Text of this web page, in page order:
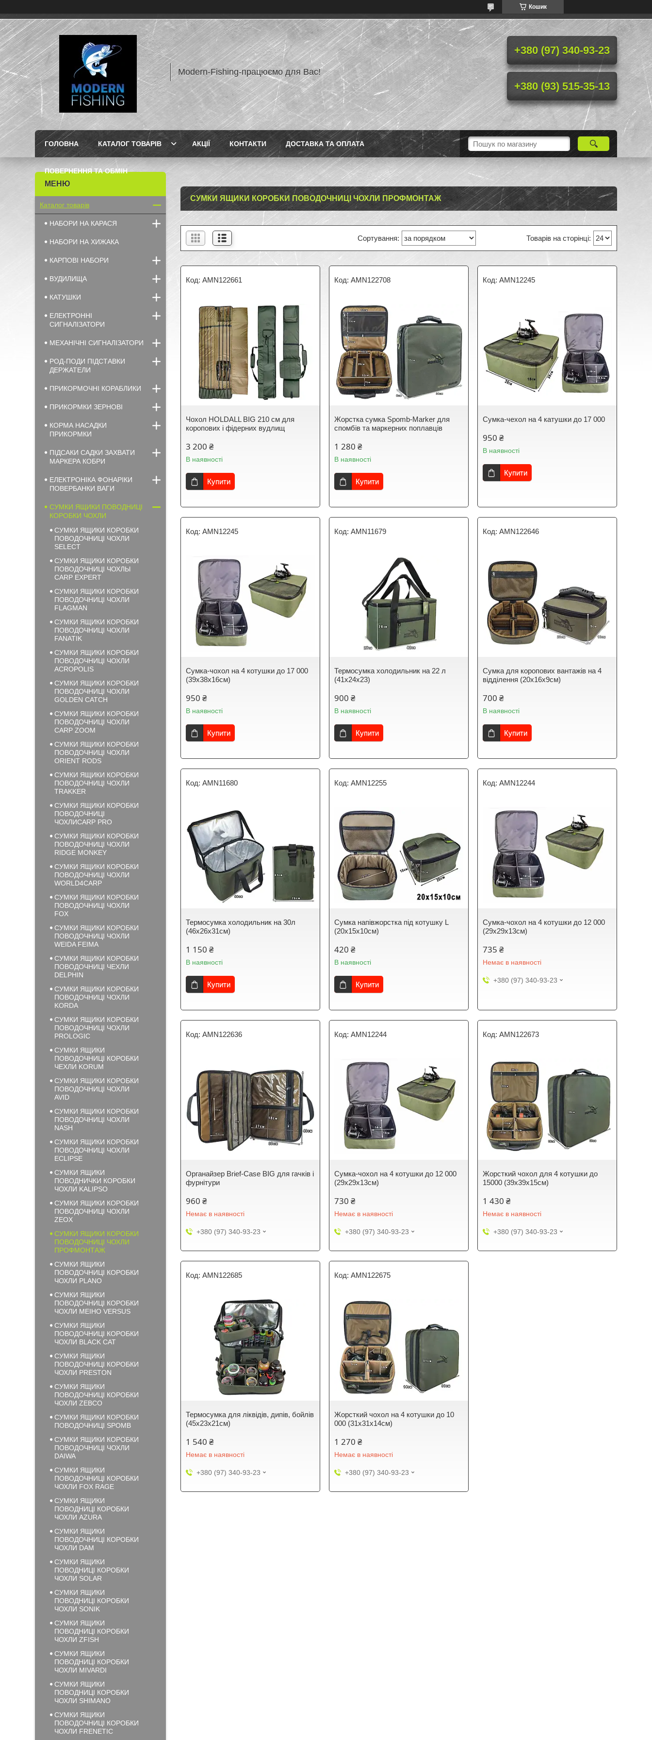
Кошик
Modern-Fishing-працюємо для Вас!
+380 (97) 340-93-23
+380 (93) 515-35-13
ГОЛОВНА КАТАЛОГ ТОВАРІВ АКЦІЇ КОНТАКТИ ДОСТАВКА ТА ОПЛАТА
ПОВЕРНЕННЯ ТА ОБМІН
СУМКИ ЯЩИКИ КОРОБКИ ПОВОДОЧНИЦІ ЧОХЛИ ПРОФМОНТАЖ
AMN122661
Чохол HOLDALL BIG 210 см для
коропових і фідерних вудлищ
3 200 ₴
В наявності
Купити
AMN122708
Жорстка сумка Spomb-Marker для
спомбів та маркерних поплавців
1 280 ₴
В наявності
Купити
AMN12245
Сумка-чехол на 4 катушки до 17 000
950 ₴
В наявності
Купити
AMN12245
Сумка-чохол на 4 котушки до 17 000
(39х38х16см)
950 ₴
В наявності
Купити
AMN11679
Термосумка холодильник на 22 л
(41х24х23)
900 ₴
В наявності
Купити
AMN122646
Сумка для коропових вантажів на 4
відділення (20х16х9см)
700 ₴
В наявності
Купити
AMN11680
Термосумка холодильник на 30л
(46х26х31см)
1 150 ₴
В наявності
Купити
AMN12255
Сумка напівжорстка під котушку L
(20x15x10см)
420 ₴
В наявності
Купити
AMN12244
Сумка-чохол на 4 котушки до 12 000
(29х29х13см)
735 ₴
Немає в наявності
+380 (97) 340-93-23
AMN122636
Органайзер Brief-Case BIG для гачків і
фурнітури
960 ₴
Немає в наявності
+380 (97) 340-93-23
AMN12244
Сумка-чохол на 4 котушки до 12 000
(29х29х13см)
730 ₴
Немає в наявності
+380 (97) 340-93-23
AMN122673
Жорсткий чохол для 4 котушки до
15000 (39х39х15см)
1 430 ₴
Немає в наявності
+380 (97) 340-93-23
AMN122685
Термосумка для ліквідів, дипів, бойлів
(45х23х21см)
1 540 ₴
Немає в наявності
+380 (97) 340-93-23
AMN122675
Жорсткий чохол на 4 котушки до 10
000 (31х31х14см)
1 270 ₴
Немає в наявності
+380 (97) 340-93-23
Каталог товарів
НАБОРИ НА КАРАСЯ
НАБОРИ НА ХИЖАКА
КАРПОВІ НАБОРИ
ВУДИЛИЩА
КАТУШКИ
ЕЛЕКТРОННІ
СИГНАЛІЗАТОРИ
МЕХАНІЧНІ СИГНАЛІЗАТОРИ
РОД-ПОДИ ПІДСТАВКИ
ДЕРЖАТЕЛИ
ПРИКОРМОЧНІ КОРАБЛИКИ
ПРИКОРМКИ ЗЕРНОВІ
КОРМА НАСАДКИ
ПРИКОРМКИ
ПІДСАКИ САДКИ ЗАХВАТИ
МАРКЕРА КОБРИ
ЕЛЕКТРОНІКА ФОНАРІКИ
ПОВЕРБАНКИ ВАГИ
СУМКИ ЯЩИКИ ПОВОДНИЦІ
КОРОБКИ ЧОХЛИ
СУМКИ ЯЩИКИ КОРОБКИ
ПОВОДОЧНИЦІ ЧОХЛИ
SELECT
СУМКИ ЯЩИКИ КОРОБКИ
ПОВОДОЧНИЦІ ЧОХЛЫ
CARP EXPERT
СУМКИ ЯЩИКИ КОРОБКИ
ПОВОДОЧНИЦІ ЧОХЛИ
FLAGMAN
СУМКИ ЯЩИКИ КОРОБКИ
ПОВОДОЧНИЦІ ЧОХЛИ
FANATIK
СУМКИ ЯЩИКИ КОРОБКИ
ПОВОДОЧНИЦІ ЧОХЛИ
ACROPOLIS
СУМКИ ЯЩИКИ КОРОБКИ
ПОВОДОЧНИЦІ ЧОХЛИ
GOLDEN CATCH
СУМКИ ЯЩИКИ КОРОБКИ
ПОВОДОЧНИЦІ ЧОХЛИ
CARP ZOOM
СУМКИ ЯЩИКИ КОРОБКИ
ПОВОДОЧНИЦІ ЧОХЛИ
ORIENT RODS
СУМКИ ЯЩИКИ КОРОБКИ
ПОВОДОЧНИЦІ ЧОХЛИ
TRAKKER
СУМКИ ЯЩИКИ КОРОБКИ
ПОВОДОЧНИЦІ
ЧОХЛИCARP PRO
СУМКИ ЯЩИКИ КОРОБКИ
ПОВОДОЧНИЦІ ЧОХЛИ
RIDGE MONKEY
СУМКИ ЯЩИКИ КОРОБКИ
ПОВОДОЧНИЦІ ЧОХЛИ
WORLD4CARP
СУМКИ ЯЩИКИ КОРОБКИ
ПОВОДОЧНИЦІ ЧОХЛИ
FOX
СУМКИ ЯЩИКИ КОРОБКИ
ПОВОДОЧНИЦІ ЧОХЛИ
WEIDA FEIMA
СУМКИ ЯЩИКИ КОРОБКИ
ПОВОДОЧНИЦІ ЧЕХЛИ
DELPHIN
СУМКИ ЯЩИКИ КОРОБКИ
ПОВОДОЧНИЦІ ЧОХЛИ
KORDA
СУМКИ ЯЩИКИ КОРОБКИ
ПОВОДОЧНИЦІ ЧОХЛИ
PROLOGIC
СУМКИ ЯЩИКИ
ПОВОДОЧНИЦІ КОРОБКИ
ЧЕХЛИ KORUM
СУМКИ ЯЩИКИ КОРОБКИ
ПОВОДОЧНИЦІ ЧОХЛИ
AVID
СУМКИ ЯЩИКИ КОРОБКИ
ПОВОДОЧНИЦІ ЧОХЛИ
NASH
СУМКИ ЯЩИКИ КОРОБКИ
ПОВОДОЧНИЦІ ЧОХЛИ
ECLIPSE
СУМКИ ЯЩИКИ
ПОВОДНИЧКИ КОРОБКИ
ЧОХЛИ KALIPSO
СУМКИ ЯЩИКИ КОРОБКИ
ПОВОДОЧНИЦІ ЧОХЛИ
ZEOX
СУМКИ ЯЩИКИ КОРОБКИ
ПОВОДОЧНИЦІ ЧОХЛИ
ПРОФМОНТАЖ
СУМКИ ЯЩИКИ
ПОВОДОЧНИЦІ КОРОБКИ
ЧОХЛИ PLANO
СУМКИ ЯЩИКИ
ПОВОДОЧНИЦІ КОРОБКИ
ЧОХЛИ MEIHO VERSUS
СУМКИ ЯЩИКИ
ПОВОДОЧНИЦІ КОРОБКИ
ЧОХЛИ BLACK CAT
СУМКИ ЯЩИКИ
ПОВОДОЧНИЦІ КОРОБКИ
ЧОХЛИ PRESTON
СУМКИ ЯЩИКИ
ПОВОДОЧНИЦІ КОРОБКИ
ЧОХЛИ ZEBCO
СУМКИ ЯЩИКИ КОРОБКИ
ПОВОДОЧНИЦІ SPOMB
СУМКИ ЯЩИКИ КОРОБКИ
ПОВОДОЧНИЦІ ЧОХЛИ
DAIWA
СУМКИ ЯЩИКИ
ПОВОДОЧНИЦІ КОРОБКИ
ЧОХЛИ FOX RAGE
СУМКИ ЯЩИКИ
ПОВОДНИЦІ КОРОБКИ
ЧОХЛИ AZURA
СУМКИ ЯЩИКИ
ПОВОДОЧНИЦІ КОРОБКИ
ЧОХЛИ DAM
СУМКИ ЯЩИКИ
ПОВОДНИЦІ КОРОБКИ
ЧОХЛИ SOLAR
СУМКИ ЯЩИКИ
ПОВОДНИЦІ КОРОБКИ
ЧОХЛИ SONIK
СУМКИ ЯЩИКИ
ПОВОДНИЦІ КОРОБКИ
ЧОХЛИ ZFISH
СУМКИ ЯЩИКИ
ПОВОДНИЦІ КОРОБКИ
ЧОХЛИ MIVARDI
СУМКИ ЯЩИКИ
ПОВОДНИЦІ КОРОБКИ
ЧОХЛИ SHIMANO
СУМКИ ЯЩИКИ
ПОВОДОЧНИЦІ КОРОБКИ
ЧОХЛИ FRENETIC